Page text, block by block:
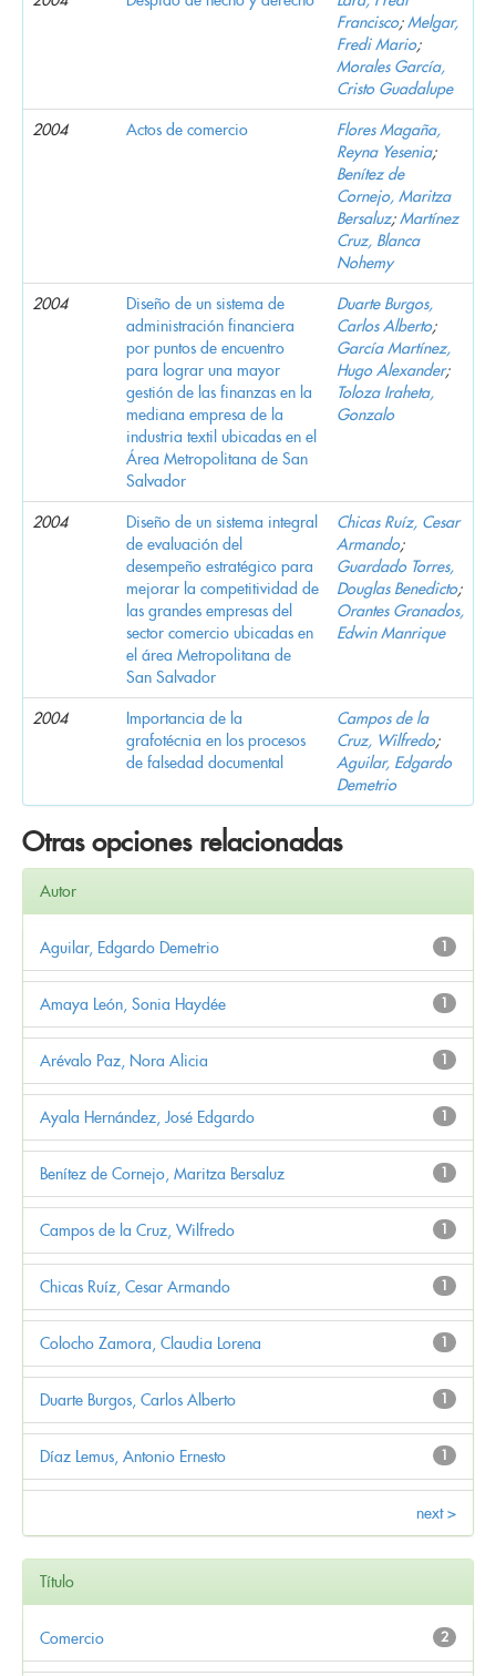
Francisco;Melgar,
Fredi Mario;
Morales García,
Cristo Guadalupe
2004 Actos de comercio
Flores Magaña,
Reyna Yesenia;
Benítez de
Cornejo, Maritza
Bersaluz;Martínez
Cruz, Blanca
Nohemy
2004
Diseño de un sistema de
administración financiera
por puntos de encuentro
para lograr una mayor
gestión de las finanzas en la
mediana empresa de la
industria textil ubicadas en el
Área Metropolitana de San
Salvador
Duarte Burgos,
Carlos Alberto;
García Martínez,
Hugo Alexander;
Toloza Iraheta,
Gonzalo
2004
Diseño de un sistema integral
de evaluación del
desempeño estratégico para
mejorar la competitividad de
las grandes empresas del
sector comercio ubicadas en
el área Metropolitana de
San Salvador
Chicas Ruíz, Cesar
Armando;
Guardado Torres,
Douglas Benedicto;
Orantes Granados,
Edwin Manrique
2004
Importancia de la
grafotécnia en los procesos
de falsedad documental
Campos de la
Cruz, Wilfredo;
Aguilar, Edgardo
Demetrio
Otras opciones relacionadas
Autor
1
Aguilar, Edgardo Demetrio
1
Amaya León, Sonia Haydée
1
Arévalo Paz, Nora Alicia
1
Ayala Hernández, José Edgardo
1
Benítez de Cornejo, Maritza Bersaluz
1
Campos de la Cruz, Wilfredo
1
Chicas Ruíz, Cesar Armando
1
Colocho Zamora, Claudia Lorena
1
Duarte Burgos, Carlos Alberto
1
Díaz Lemus, Antonio Ernesto
next >
Título
2
Comercio